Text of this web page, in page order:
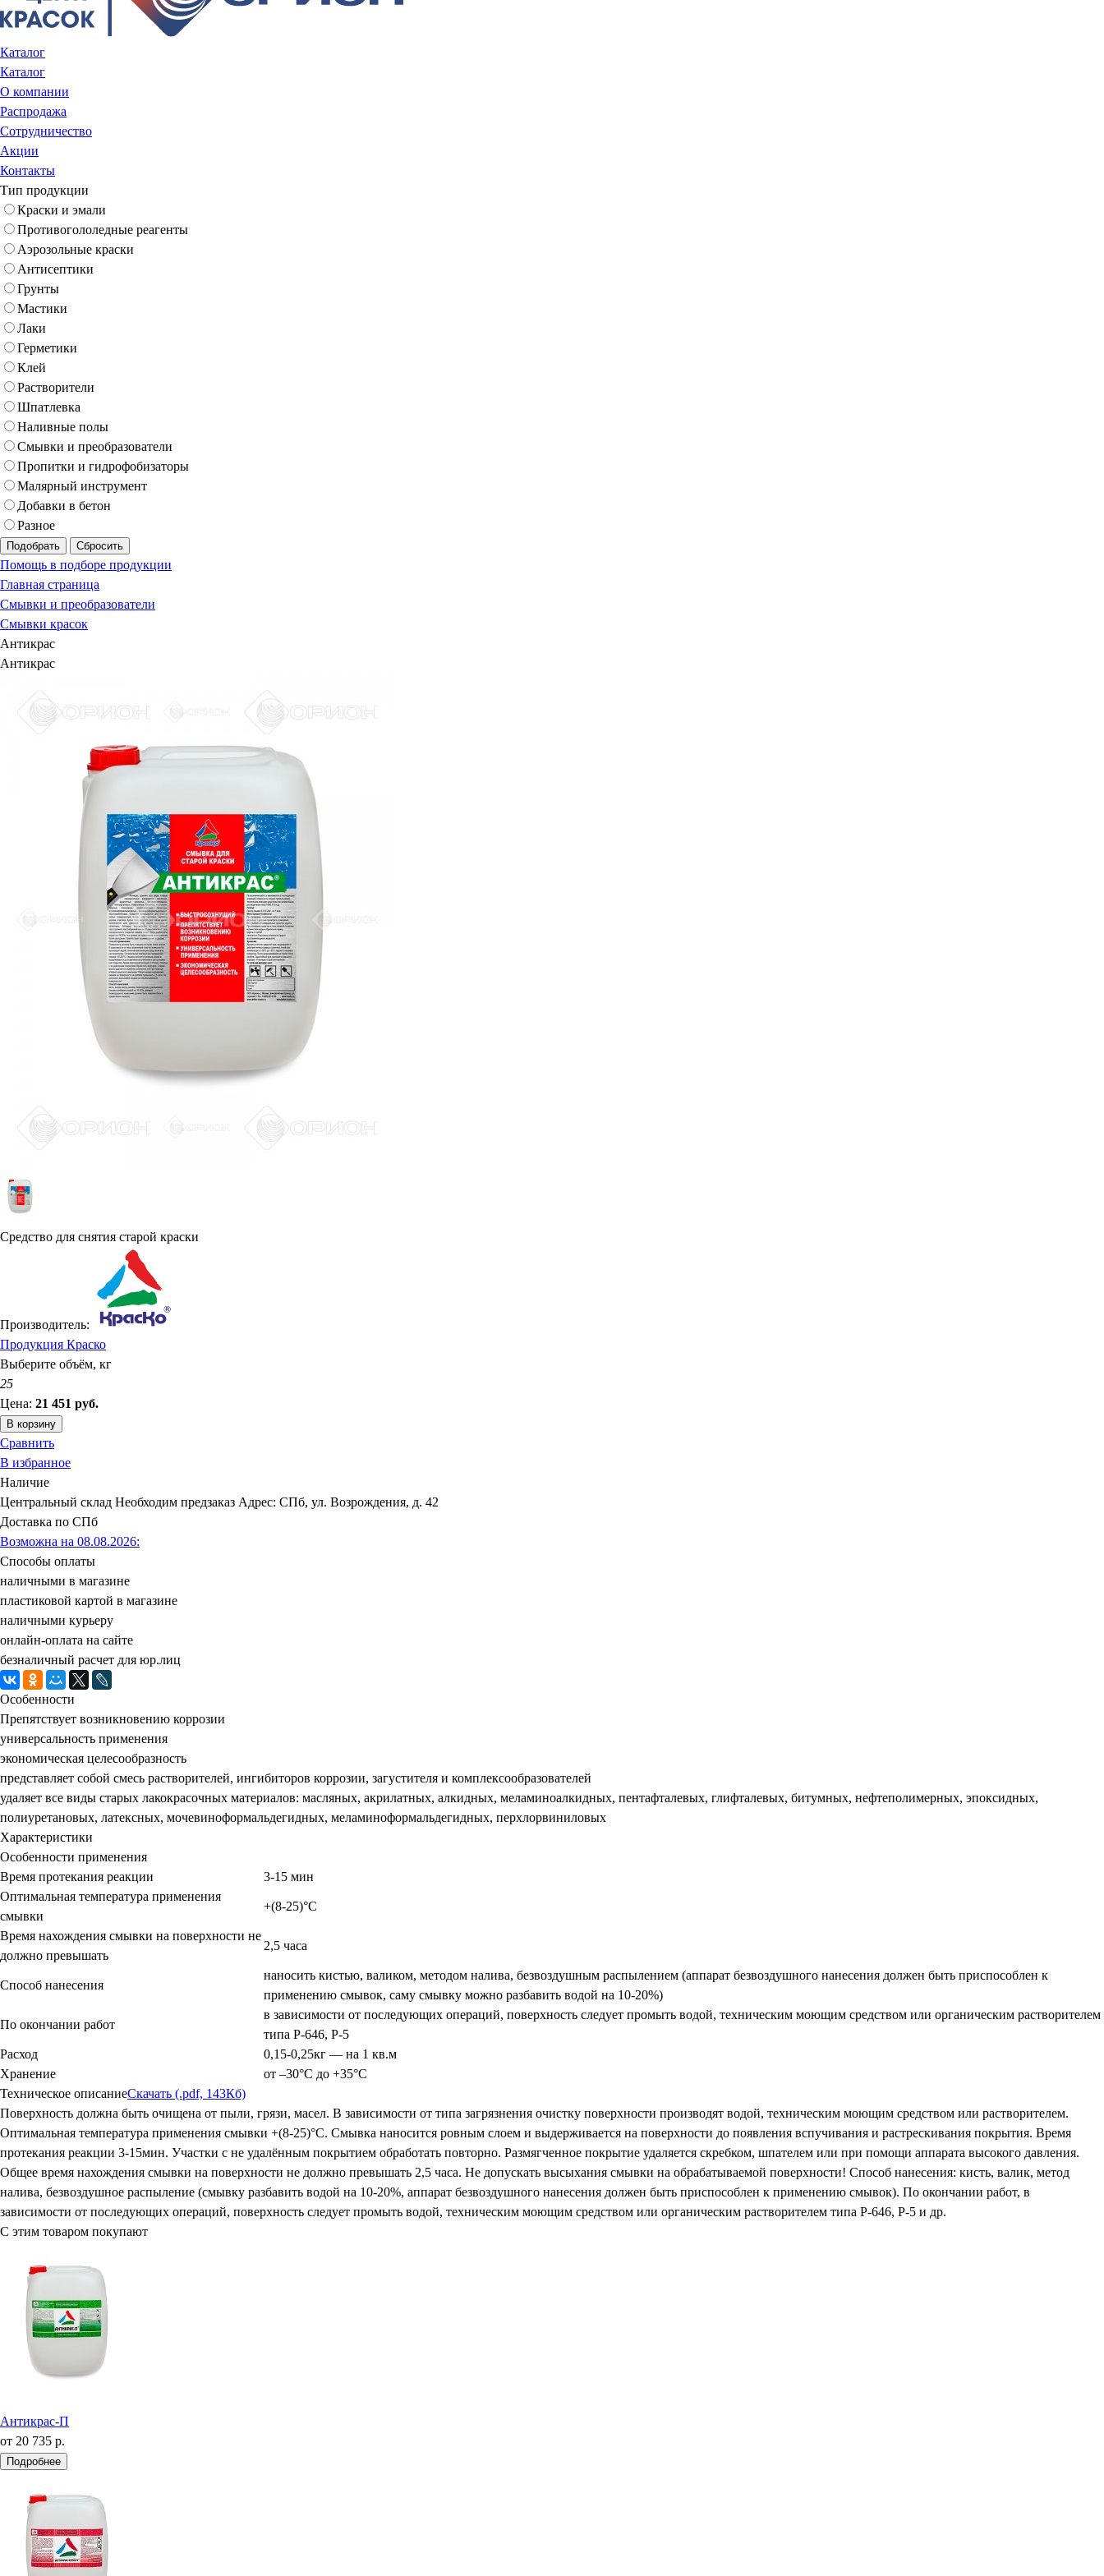
Каталог
Каталог
О компании
Распродажа
Сотрудничество
Акции
Контакты
Тип продукции
Краски и эмали
Противогололедные реагенты
Аэрозольные краски
Антисептики
Грунты
Мастики
Лаки
Герметики
Клей
Растворители
Шпатлевка
Наливные полы
Смывки и преобразователи
Пропитки и гидрофобизаторы
Малярный инструмент
Добавки в бетон
Разное
Подобрать Сбросить
Помощь в подборе продукции
Главная страница
Смывки и преобразователи
Смывки красок
Антикрас
Антикрас
Средство для снятия старой краски
Производитель:
Продукция Краско
Выберите объём, кг
25
Цена: 21 451 руб.
В корзину
Сравнить
В избранное
Наличие
Центральный склад Необходим предзаказ Адрес: СПб, ул. Возрождения, д. 42
Доставка по СПб
Возможна на 08.08.2026:
Способы оплаты
наличными в магазине
пластиковой картой в магазине
наличными курьеру
онлайн-оплата на сайте
безналичный расчет для юр.лиц
Особенности
Препятствует возникновению коррозии
универсальность применения
экономическая целесообразность
представляет собой смесь растворителей, ингибиторов коррозии, загустителя и комплексообразователей
удаляет все виды старых лакокрасочных материалов: масляных, акрилатных, алкидных, меламиноалкидных, пентафталевых, глифталевых, битумных, нефтеполимерных, эпоксидных,
полиуретановых, латексных, мочевиноформальдегидных, меламиноформальдегидных, перхлорвиниловых
Характеристики
Особенности применения
Время протекания реакции
3-15 мин
Оптимальная температура применения
смывки
+(8-25)°С
Время нахождения смывки на поверхности не
должно превышать
2,5 часа
Способ нанесения
наносить кистью, валиком, методом налива, безвоздушным распылением (аппарат безвоздушного нанесения должен быть приспособлен к
применению смывок, саму смывку можно разбавить водой на 10-20%)
По окончании работ
в зависимости от последующих операций, поверхность следует промыть водой, техническим моющим средством или органическим растворителем
типа Р-646, Р-5
Расход
0,15-0,25кг — на 1 кв.м
Хранение
от –30°С до +35°С
Техническое описаниеСкачать (.pdf, 143Кб)
Поверхность должна быть очищена от пыли, грязи, масел. В зависимости от типа загрязнения очистку поверхности производят водой, техническим моющим средством или растворителем.
Оптимальная температура применения смывки +(8-25)°С. Смывка наносится ровным слоем и выдерживается на поверхности до появления вспучивания и растрескивания покрытия. Время
протекания реакции 3-15мин. Участки с не удалённым покрытием обработать повторно. Размягченное покрытие удаляется скребком, шпателем или при помощи аппарата высокого давления.
Общее время нахождения смывки на поверхности не должно превышать 2,5 часа. Не допускать высыхания смывки на обрабатываемой поверхности! Способ нанесения: кисть, валик, метод
налива, безвоздушное распыление (смывку разбавить водой на 10-20%, аппарат безвоздушного нанесения должен быть приспособлен к применению смывок). По окончании работ, в
зависимости от последующих операций, поверхность следует промыть водой, техническим моющим средством или органическим растворителем типа Р-646, Р-5 и др.
С этим товаром покупают
Антикрас-П
от 20 735 р.
Подробнее